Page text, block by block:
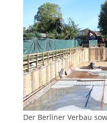
Der Berliner Verbau